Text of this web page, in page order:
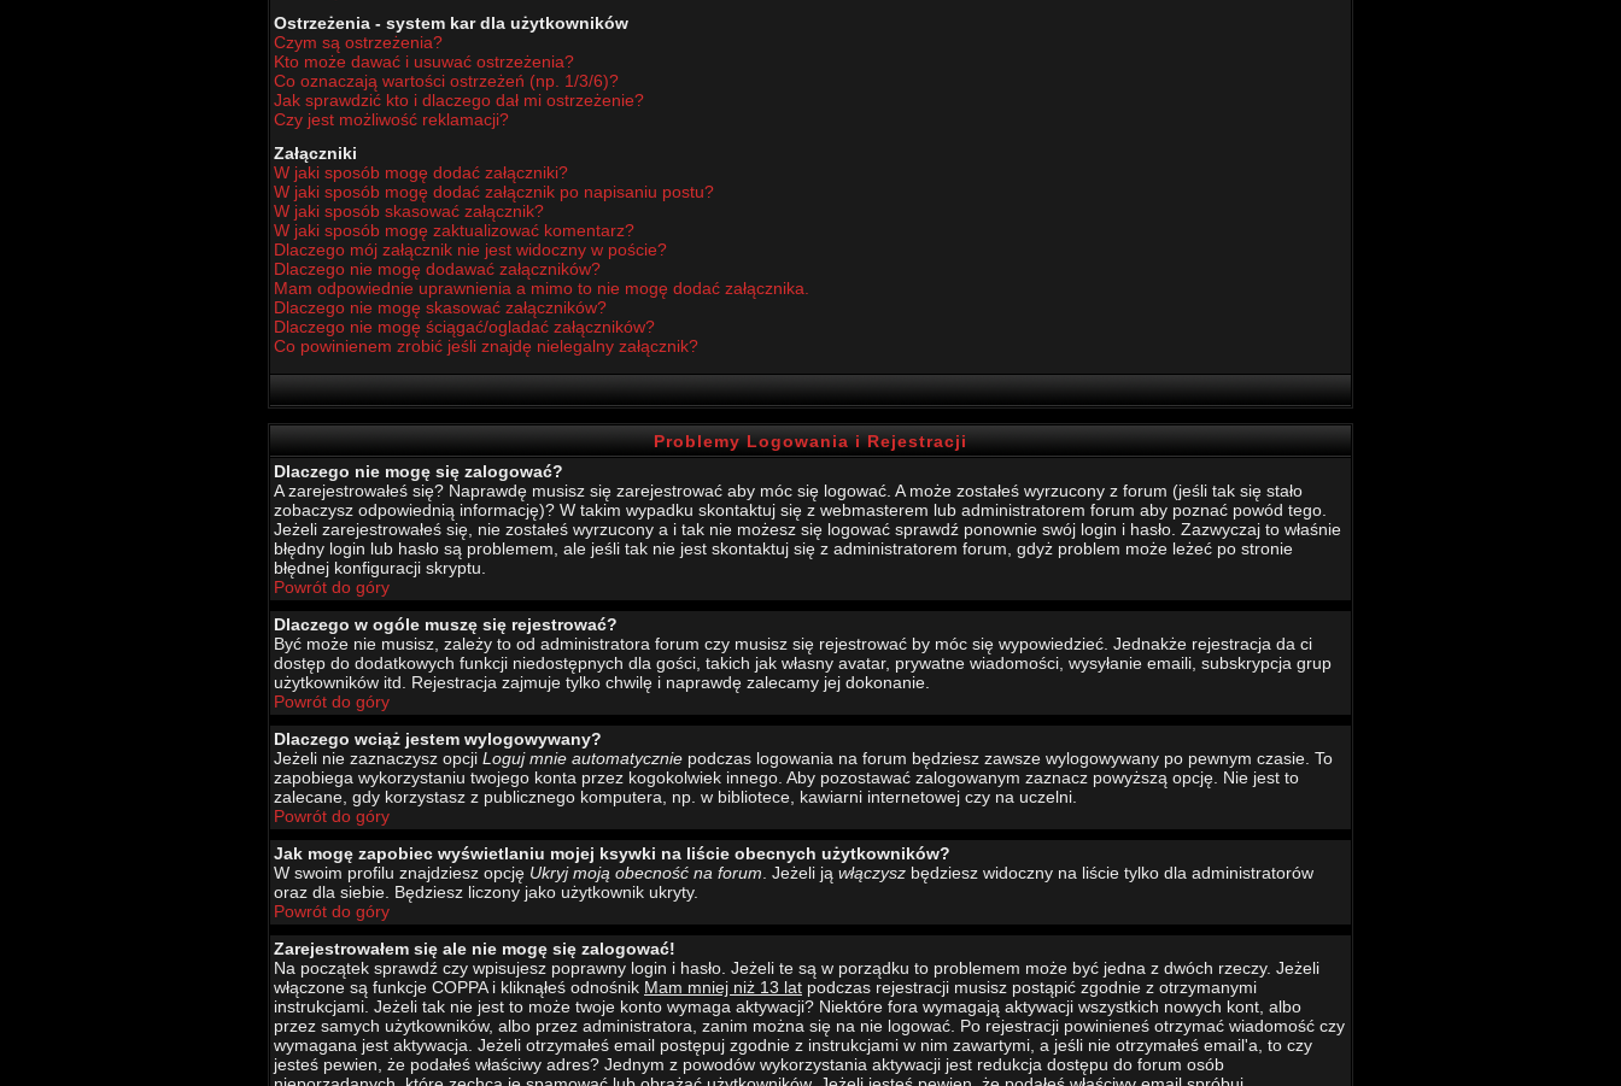
Ostrzeżenia - system kar dla użytkowników
Czym są ostrzeżenia?
Kto może dawać i usuwać ostrzeżenia?
Co oznaczają wartości ostrzeżeń (np. 1/3/6)?
Jak sprawdzić kto i dlaczego dał mi ostrzeżenie?
Czy jest możliwość reklamacji?
Załączniki
W jaki sposób mogę dodać załączniki?
W jaki sposób mogę dodać załącznik po napisaniu postu?
W jaki sposób skasować załącznik?
W jaki sposób mogę zaktualizować komentarz?
Dlaczego mój załącznik nie jest widoczny w poście?
Dlaczego nie mogę dodawać załączników?
Mam odpowiednie uprawnienia a mimo to nie mogę dodać załącznika.
Dlaczego nie mogę skasować załączników?
Dlaczego nie mogę ściągać/ogladać załączników?
Co powinienem zrobić jeśli znajdę nielegalny załącznik?
Problemy Logowania i Rejestracji
Dlaczego nie mogę się zalogować?
A zarejestrowałeś się? Naprawdę musisz się zarejestrować aby móc się logować. A może zostałeś wyrzucony z forum (jeśli tak się stało
zobaczysz odpowiednią informację)? W takim wypadku skontaktuj się z webmasterem lub administratorem forum aby poznać powód tego.
Jeżeli zarejestrowałeś się, nie zostałeś wyrzucony a i tak nie możesz się logować sprawdź ponownie swój login i hasło. Zazwyczaj to właśnie
błędny login lub hasło są problemem, ale jeśli tak nie jest skontaktuj się z administratorem forum, gdyż problem może leżeć po stronie
błędnej konfiguracji skryptu.
Powrót do góry
Dlaczego w ogóle muszę się rejestrować?
Być może nie musisz, zależy to od administratora forum czy musisz się rejestrować by móc się wypowiedzieć. Jednakże rejestracja da ci
dostęp do dodatkowych funkcji niedostępnych dla gości, takich jak własny avatar, prywatne wiadomości, wysyłanie emaili, subskrypcja grup
użytkowników itd. Rejestracja zajmuje tylko chwilę i naprawdę zalecamy jej dokonanie.
Powrót do góry
Dlaczego wciąż jestem wylogowywany?
Jeżeli nie zaznaczysz opcji Loguj mnie automatycznie podczas logowania na forum będziesz zawsze wylogowywany po pewnym czasie. To
zapobiega wykorzystaniu twojego konta przez kogokolwiek innego. Aby pozostawać zalogowanym zaznacz powyższą opcję. Nie jest to
zalecane, gdy korzystasz z publicznego komputera, np. w bibliotece, kawiarni internetowej czy na uczelni.
Powrót do góry
Jak mogę zapobiec wyświetlaniu mojej ksywki na liście obecnych użytkowników?
W swoim profilu znajdziesz opcję Ukryj moją obecność na forum . Jeżeli ją włączysz będziesz widoczny na liście tylko dla administratorów
oraz dla siebie. Będziesz liczony jako użytkownik ukryty.
Powrót do góry
Zarejestrowałem się ale nie mogę się zalogować!
Na początek sprawdź czy wpisujesz poprawny login i hasło. Jeżeli te są w porządku to problemem może być jedna z dwóch rzeczy. Jeżeli
włączone są funkcje COPPA i kliknąłeś odnośnik Mam mniej niż 13 lat podczas rejestracji musisz postąpić zgodnie z otrzymanymi
instrukcjami. Jeżeli tak nie jest to może twoje konto wymaga aktywacji? Niektóre fora wymagają aktywacji wszystkich nowych kont, albo
przez samych użytkowników, albo przez administratora, zanim można się na nie logować. Po rejestracji powinieneś otrzymać wiadomość czy
wymagana jest aktywacja. Jeżeli otrzymałeś email postępuj zgodnie z instrukcjami w nim zawartymi, a jeśli nie otrzymałeś email'a, to czy
jesteś pewien, że podałeś właściwy adres? Jednym z powodów wykorzystania aktywacji jest redukcja dostępu do forum osób